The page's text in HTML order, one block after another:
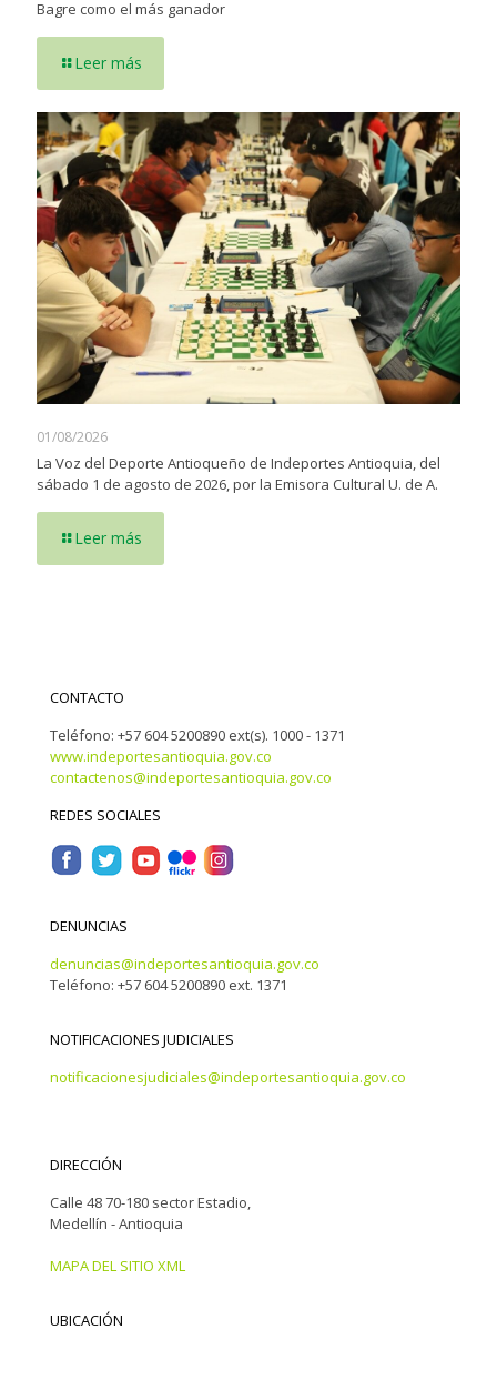
Bagre como el más ganador
Leer más
01/08/2026
La Voz del Deporte Antioqueño de Indeportes Antioquia, del
sábado 1 de agosto de 2026, por la Emisora Cultural U. de A.
Leer más
CONTACTO
Teléfono: +57 604 5200890 ext(s). 1000 - 1371
www.indeportesantioquia.gov.co
contactenos@indeportesantioquia.gov.co
REDES SOCIALES
DENUNCIAS
denuncias@indeportesantioquia.gov.co
Teléfono: +57 604 5200890 ext. 1371
NOTIFICACIONES JUDICIALES
notificacionesjudiciales@indeportesantioquia.gov.co
DIRECCIÓN
Calle 48 70-180 sector Estadio,
Medellín - Antioquia
MAPA DEL SITIO XML
UBICACIÓN